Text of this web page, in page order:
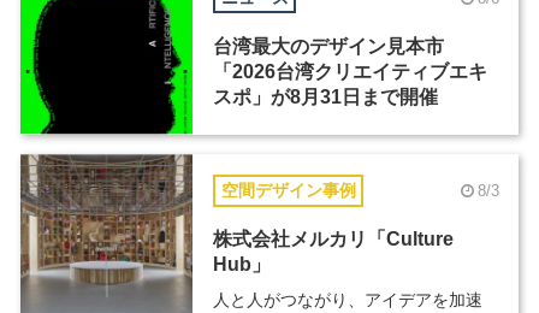
台湾最大のデザイン見本市
「2026台湾クリエイティブエキ
スポ」が8月31日まで開催
空間デザイン事例 8/3
株式会社メルカリ「Culture
Hub」
人と人がつながり、アイデアを加速